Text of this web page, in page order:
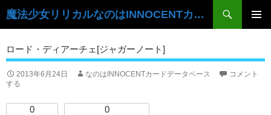
魔法少女リリカルなのはINNOCENTカードデータベース
検
索
イ
ン
テ
ン
ツ
へ
ロード・ディアーチェ[ジャガーノート]
2013年6月24日 なのはINNOCENTカードデータベース
コメント
する
0 0